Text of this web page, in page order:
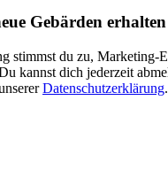
Gebärden erhalten
stimmst du zu, Marketing-
kannst dich jederzeit
Datenschutzerklärung.